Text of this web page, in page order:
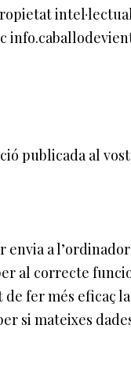
publicada al
a
al correcte
fer més eficaç
si mateixes